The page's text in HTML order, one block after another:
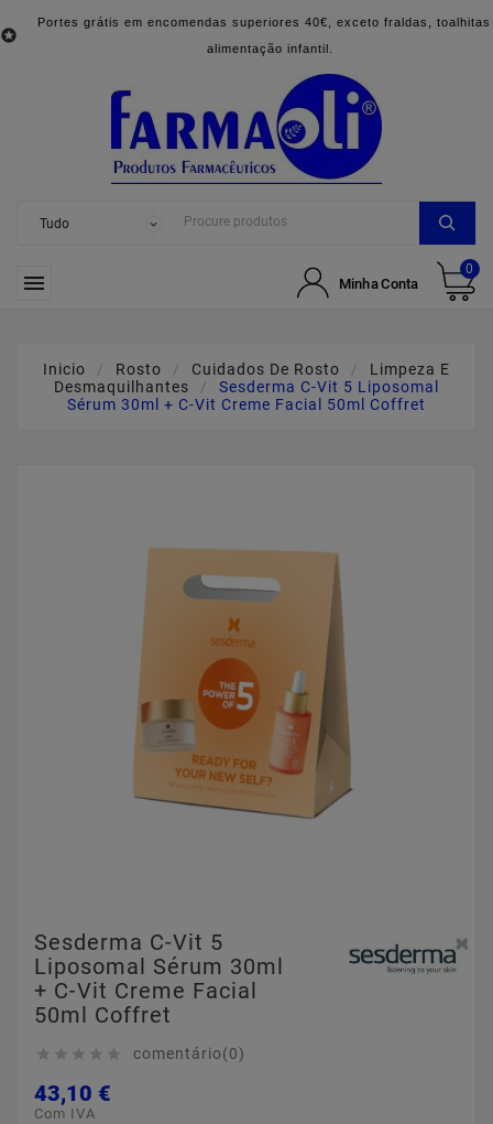

Portes grátis em encomendas superiores 40€, exceto fraldas, toalhitas
alimentação infantil.
 Minha Conta
0
Inicio Rosto Cuidados De Rosto
Limpeza E
Desmaquilhantes
Sesderma C-Vit 5 Liposomal
Sérum 30ml + C-Vit Creme Facial 50ml Coffret
Sesderma C-Vit 5
Liposomal Sérum 30ml
+ C-Vit Creme Facial
50ml Coffret
     comentário(0)
43,10 €
Com IVA